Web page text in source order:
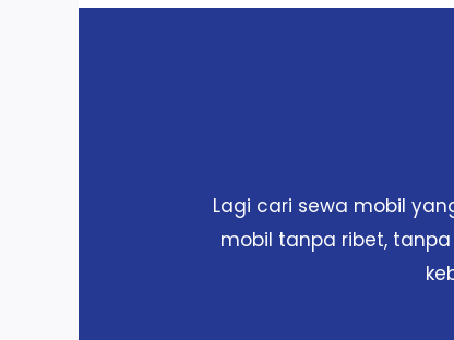
Lagi cari sewa mobil
mobil tanpa ribet,